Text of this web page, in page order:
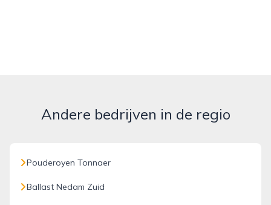
Andere bedrijven in de regio
Pouderoyen Tonnaer
Ballast Nedam Zuid